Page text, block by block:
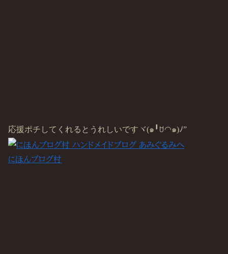
応援ポチしてくれるとうれしいですヾ(๑╹ꇴ◠๑)ﾉ”
にほんブログ村